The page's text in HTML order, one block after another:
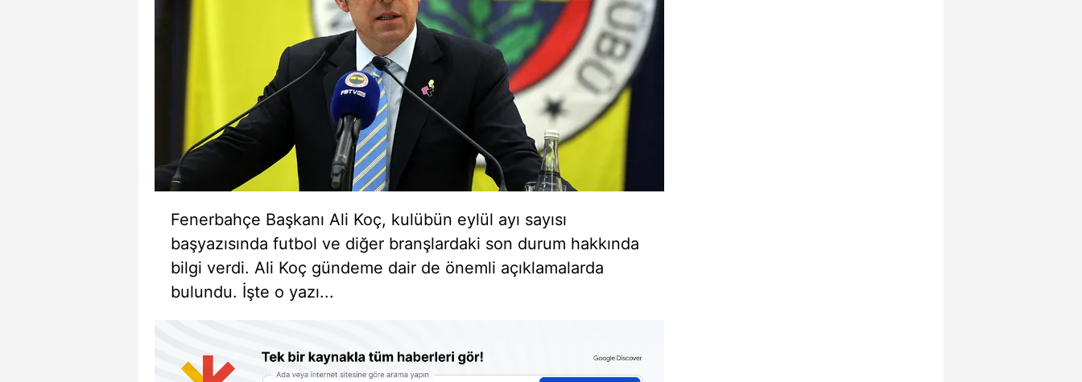
Fenerbahçe Başkanı Ali Koç, kulübün eylül ayı sayısı
başyazısında futbol ve diğer branşlardaki son durum hakkında
bilgi verdi. Ali Koç gündeme dair de önemli açıklamalarda
bulundu. İşte o yazı...